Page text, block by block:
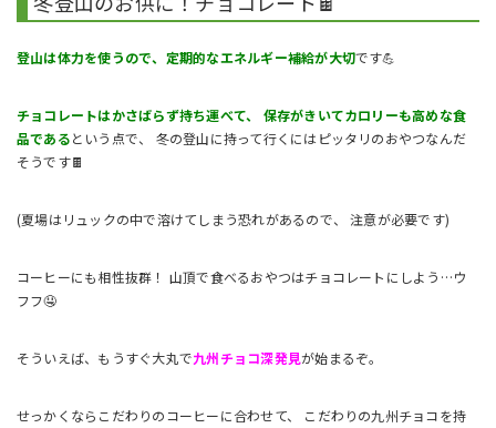
登山は体力を使うので、定期的なエネルギー補給が大切です💪
チョコレートはかさばらず持ち運べて、 保存がきいてカロリーも高めな食
品であるという点で、 冬の登山に持って行くにはピッタリのおやつなんだ
そうです🍫
(夏場はリュックの中で溶けてしまう恐れがあるので、 注意が必要です)
コーヒーにも相性抜群！ 山頂で食べるおやつはチョコレートにしよう…ウ
フフ🤤
そういえば、もうすぐ大丸で九州チョコ深発見が始まるぞ。
せっかくならこだわりのコーヒーに合わせて、 こだわりの九州チョコを持